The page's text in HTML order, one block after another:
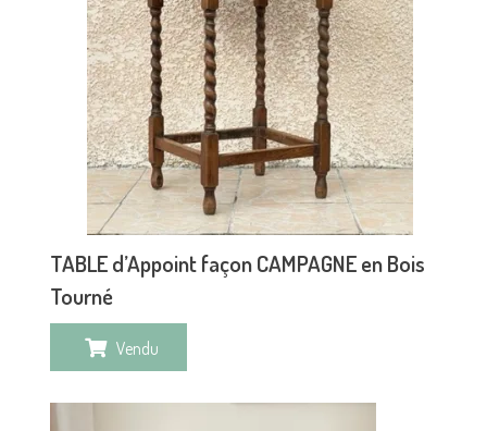
TABLE d’Appoint façon CAMPAGNE en Bois
Tourné
Vendu